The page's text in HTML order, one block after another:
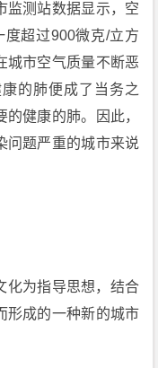
监测站数据显示，空
超过900微克/立方
城市空气质量不断恶
的肺便成了当务之
健康的肺。因此，
问题严重的城市来说
化为指导思想，结合
形成的一种新的城市